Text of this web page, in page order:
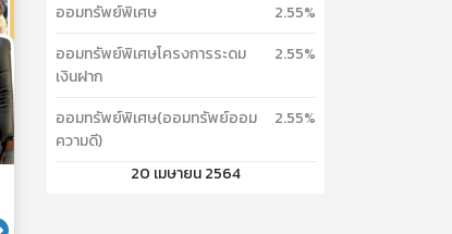
ออมทรัพย์พิเศษ
2.55%
ออมทรัพย์พิเศษโครงการระดม
เงินฝาก
2.55%
ออมทรัพย์พิเศษ(ออมทรัพย์ออม
ความดี)
2.55%
20 เมษายน 2564